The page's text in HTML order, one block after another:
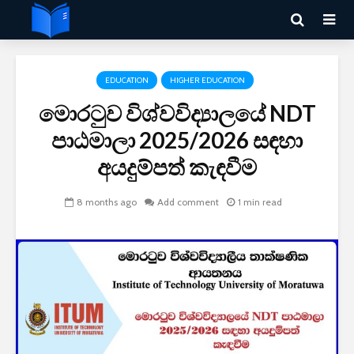
EDUCATION HIGHER EDUCATION
මොරටුව විශ්වවිද්‍යාලයේ NDT
පාඨමාලා 2025/2026 සඳහා
අයදුම්පත් කැඳවීම
8 months ago Add comment 1 min read